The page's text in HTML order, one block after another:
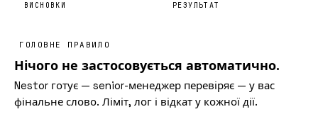
ВИСНОВКИ
РЕЗУЛЬТАТ
ГОЛОВНЕ ПРАВИЛО
Нічого не застосовується автоматично.
Nestor готує — senior-менеджер перевіряє — у вас
фінальне слово. Ліміт, лог і відкат у кожної дії.